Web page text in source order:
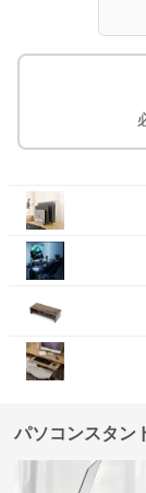
パソコンスタン